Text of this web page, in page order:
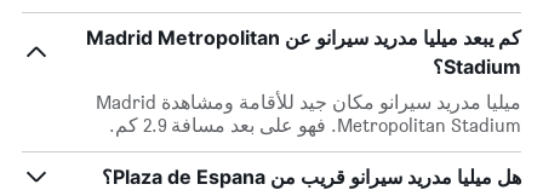
كم يبعد ميليا مدريد سيرانو عن Madrid Metropolitan
Stadium؟
ميليا مدريد سيرانو مكان جيد للأقامة ومشاهدة Madrid
Metropolitan Stadium. فهو على بعد مسافة 2.9 كم.
هل ميليا مدريد سيرانو قريب من Plaza de Espana؟